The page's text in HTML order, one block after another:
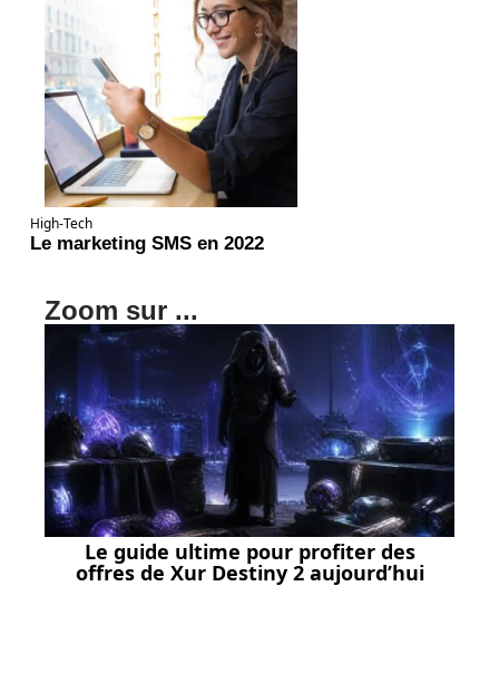
High-Tech
Le marketing SMS en 2022
Zoom sur ...
Le guide ultime pour profiter des
offres de Xur Destiny 2 aujourd’hui